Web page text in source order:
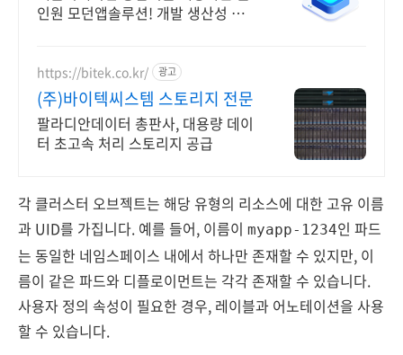
인원 모던앱솔루션! 개발 생산성 증
https://bitek.co.kr/ 광고
(주)바이텍씨스템 스토리지 전문
팔라디안데이터 총판사, 대용량 데이
터 초고속 처리 스토리지 공급
각 클러스터 오브젝트는 해당 유형의 리소스에 대한 고유 이름
과 UID를 가집니다. 예를 들어, 이름이 myapp-1234인 파드
는 동일한 네임스페이스 내에서 하나만 존재할 수 있지만, 이
름이 같은 파드와 디플로이먼트는 각각 존재할 수 있습니다.
사용자 정의 속성이 필요한 경우, 레이블과 어노테이션을 사용
할 수 있습니다.